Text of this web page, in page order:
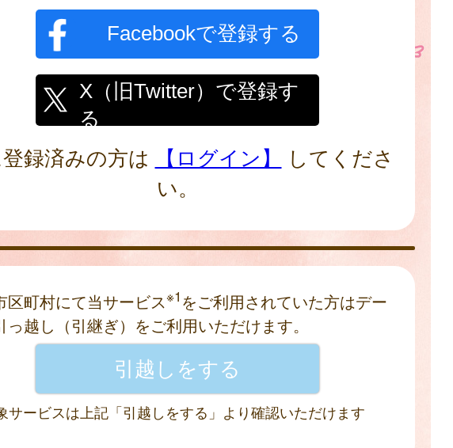
Facebookで登録する
X（旧Twitter）で登録す
る
録済みの方は 【ログイン】
してくださ
い。
区町村にて当サービス※1 をご利用されていた方はデー
っ越し（引継ぎ）をご利用いただけます。
サービスは上記「引越しをする」より確認いただけます